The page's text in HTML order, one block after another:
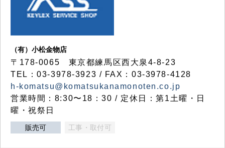
（有）小松金物店
〒178-0065 東京都練馬区西大泉4-8-23
TEL：03-3978-3923 / FAX：03-3978-4128
h-komatsu@komatsukanamonoten.co.jp
営業時間：8:30〜18：30 / 定休日：第1土曜・日
曜・祝祭日
販売可 工事・取付可